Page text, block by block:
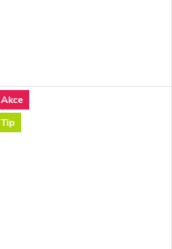
Akce
Tip